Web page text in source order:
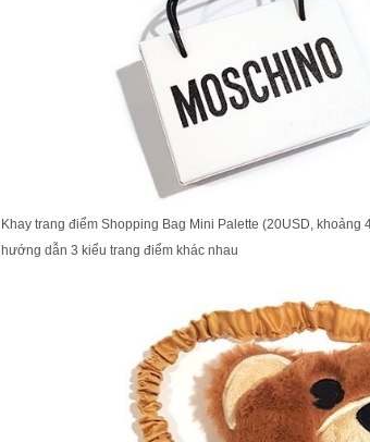
Khay trang điểm Shopping Bag Mini Palette (20USD,
hướng dẫn 3 kiểu trang điểm khác nhau